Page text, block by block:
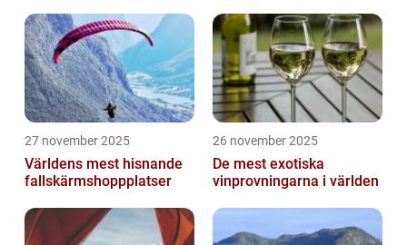
27 november 2025
Världens mest hisnande
fallskärmshoppplatser
26 november 2025
De mest exotiska
vinprovningarna i världen